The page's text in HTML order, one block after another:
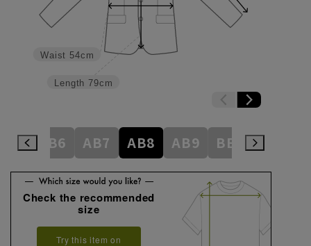
Length 79cm
Waist 54cm
AB6 AB7 AB8 AB9 BE1 BE2
Check the recommended
size
Try this item on